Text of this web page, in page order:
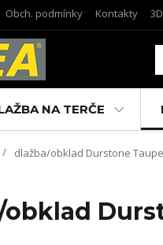
Obch. podmínky Kontakty
NA TERČE
dlažba/obklad Durstone